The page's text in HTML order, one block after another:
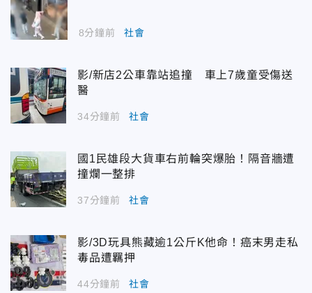
8分鐘前 社會
影/新店2公車靠站追撞 車上7歲童受傷送
醫
34分鐘前 社會
國1民雄段大貨車右前輪突爆胎！隔音牆遭
撞爛一整排
37分鐘前 社會
影/3D玩具熊藏逾1公斤K他命！癌末男走私
毒品遭羈押
44分鐘前 社會